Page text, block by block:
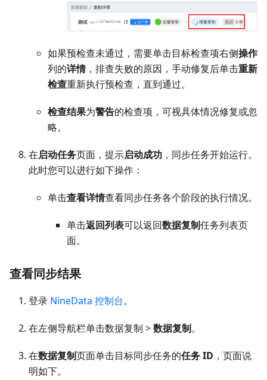
如果预检查未通过，需要单击目标检查项右侧操作
列的详情，排查失败的原因，手动修复后单击重新
检查重新执行预检查，直到通过。
检查结果为警告的检查项，可视具体情况修复或忽
略。
在启动任务页面，提示启动成功 ，同步任务开始运行。
此时您可以进行如下操作：
单击查看详情查看同步任务各个阶段的执行情况。
单击返回列表可以返回数据复制任务列表页
面。
查看同步结果
登录 NineData 控制台。
在左侧导航栏单击数据复制 >数据复制。
在数据复制页面单击目标同步任务的任务 ID ，页面说
明如下。